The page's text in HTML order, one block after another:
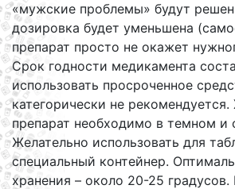
«мужские проблемы» будут
дозировка будет уменьшена
препарат просто не окажет
Срок годности медикамента
использовать просроченное
категорически не рекомендуется.
препарат необходимо в темном и
Желательно использовать для
специальный контейнер.
хранения – около 20-25